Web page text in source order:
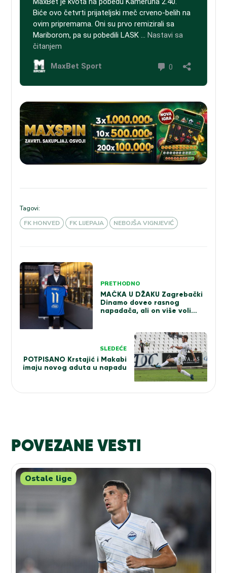
Tagovi:
FK HONVED
FK LIJEPAJA NEBOJŠA VIGNJEVIĆ
Kretanje
članka
PRETHODNO
MAČKA U DŽAKU Zagrebački
Dinamo doveo rasnog
napadača, ali on više voli
SLEDEĆE
POTPISANO Krstajić i Makabi
imaju novog aduta u napadu
POVEZANE VESTI
Ostale lige